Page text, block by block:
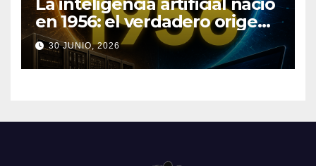
en 1956: el verdadero origen
de la IA que cambió el
mundo
30 JUNIO, 2026